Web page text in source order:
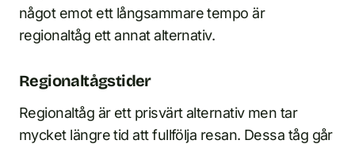
något emot ett långsammare tempo är
regionaltåg ett annat alternativ.
Regionaltågstider
Regionaltåg är ett prisvärt alternativ men tar
mycket längre tid att fullfölja resan. Dessa tåg går